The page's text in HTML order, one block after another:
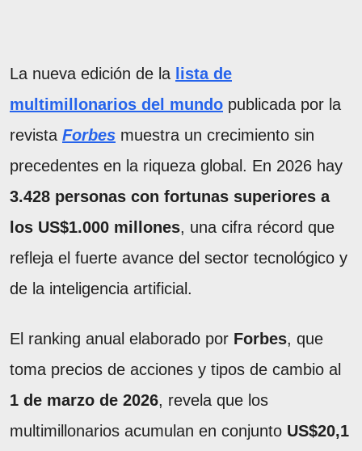
La nueva edición de la lista de
multimillonarios del mundo publicada por la
revista Forbes muestra un crecimiento sin
precedentes en la riqueza global. En 2026 hay
3.428 personas con fortunas superiores a
los US$1.000 millones, una cifra récord que
refleja el fuerte avance del sector tecnológico y
de la inteligencia artificial.
El ranking anual elaborado por Forbes, que
toma precios de acciones y tipos de cambio al
1 de marzo de 2026, revela que los
multimillonarios acumulan en conjunto US$20,1